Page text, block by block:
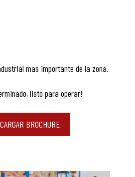
mas importante de la zona.
listo para operar!
BROCHURE